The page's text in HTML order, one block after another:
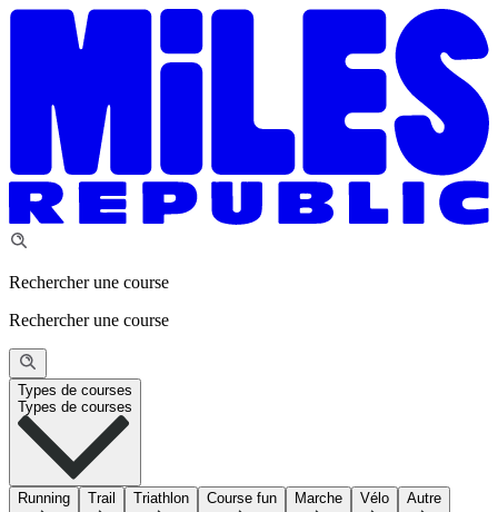
Rechercher une course
Rechercher une course
Types de courses
Types de courses
Running Trail Triathlon Course fun Marche Vélo Autre